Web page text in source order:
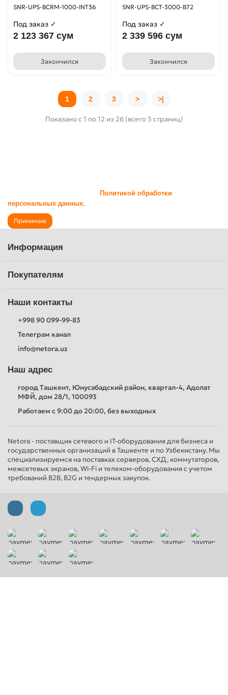
SNR-UPS-BCRM-1000-INT36
Под заказ ✓
2 123 367 сум
Закончился
SNR-UPS-BCT-3000-B72
Под заказ ✓
2 339 596 сум
Закончился
1 2 3 > >|
Показано с 1 по 12 из 26 (всего 3 страниц)
Политикой обработки
персональных данных.
Принимаю
Информация
Покупателям
Наши контакты
+998 90 099-99-83
Телеграм канал
info@netora.uz
Наш адрес
город Ташкент, Юнусабадский район, квартал-4, Адолат
МФЙ, дом 28/1, 100093
Работаем с 9:00 до 20:00, без выходных
Netora - поставщик сетевого и IT-оборудования для бизнеса и
государственных организаций в Ташкенте и по Узбекистану. Мы
специализируемся на поставках серверов, СХД, коммутаторов,
межсетевых экранов, Wi-Fi и телеком-оборудования с учетом
требований B2B, B2G и тендерных закупок.